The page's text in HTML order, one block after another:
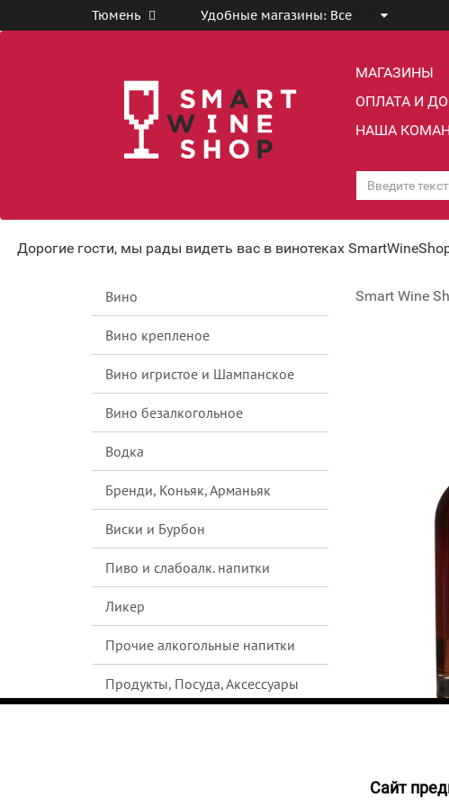
Тюмень Удобные магазины: Все
МАГАЗИНЫ
ОПЛАТА И
НАША
Дорогие гости, мы рады видеть вас в винотеках
Вино
Вино крепленое
Вино игристое и Шампанское
Вино безалкогольное
Водка
Бренди, Коньяк, Арманьяк
Виски и Бурбон
Пиво и слабоалк. напитки
Ликер
Прочие алкогольные напитки
Продукты, Посуда, Аксессуары
Smart Wine
11437 руб.
Cайт